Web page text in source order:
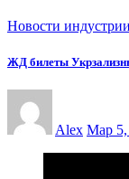
Новости индустрии
ЖД билеты
Alex Мар 5,